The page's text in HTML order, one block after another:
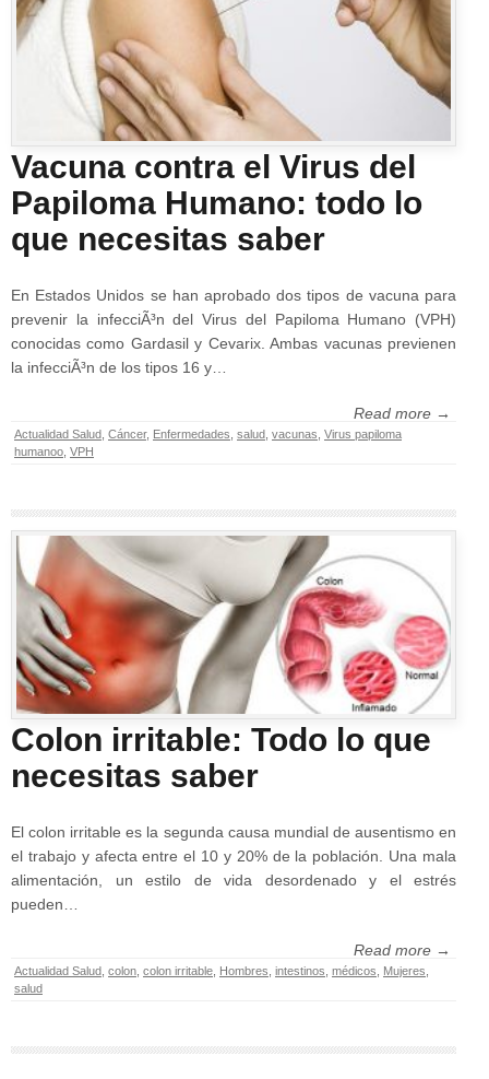
Vacuna contra el Virus del
Papiloma Humano: todo lo
que necesitas saber
En Estados Unidos se han aprobado dos tipos de vacuna para
prevenir la infecciÃ³n del Virus del Papiloma Humano (VPH)
conocidas como Gardasil y Cevarix. Ambas vacunas previenen
la infecciÃ³n de los tipos 16 y…
Read more →
Actualidad Salud Cáncer, Enfermedades salud vacunas Virus papiloma
humanoo VPH
Colon irritable: Todo lo que
necesitas saber
El colon irritable es la segunda causa mundial de ausentismo en
el trabajo y afecta entre el 10 y 20% de la población. Una mala
alimentación, un estilo de vida desordenado y el estrés
pueden…
Read more →
Actualidad Salud colon colon irritable Hombres intestinos médicos Mujeres
salud